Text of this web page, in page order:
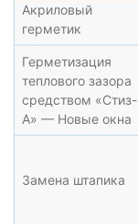
Акриловый
герметик
Герметизация
теплового зазора
средством «Стиз-
А» — Новые окна
Замена штапика